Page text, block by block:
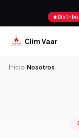
Clim Vaar
Inicio›Nosotros